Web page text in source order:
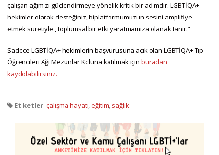
çalışan ağımızı güçlendirmeye yönelik kritik bir adımdır. LGBTİQA+
hekimler olarak desteğiniz, biplatformumuzun sesini amplifiye
etmek suretiyle , toplumsal bir etki yaratmamıza olanak tanır.”
Sadece LGBTİQA+ hekimlerin başvurusuna açık olan LGBTİQA+ Tıp
Öğrencileri Ağı Mezunlar Koluna katılmak için buradan
kaydolabilirsiniz.
Etiketler: çalışma hayatı eğitim sağlık